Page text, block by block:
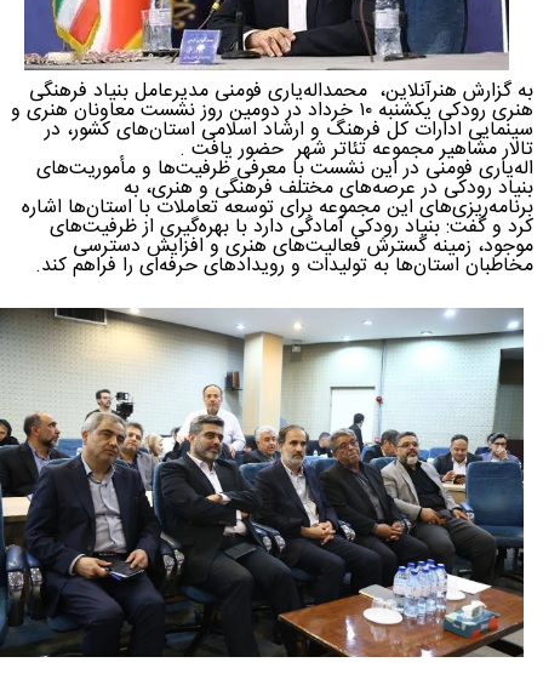
به گزارش هنرآنلاین، محمداله‌یاری فومنی مدیرعامل بنیاد فرهنگی
هنری رودکی یکشنبه ۱۰ خرداد در دومین روز نشست معاونان هنری و
سینمایی ادارات کل فرهنگ و ارشاد اسلامی استان‌های کشور، در
تالار مشاهیر مجموعه‌ تئاتر شهر حضور یافت .
اله‌یاری فومنی در این نشست با معرفی ظرفیت‌ها و مأموریت‌های
بنیاد رودکی در عرصه‌های مختلف فرهنگی و هنری، به
برنامه‌ریزی‌های این مجموعه برای توسعه تعاملات با استان‌ها اشاره
کرد و گفت: بنیاد رودکی آمادگی دارد با بهره‌گیری از ظرفیت‌های
موجود، زمینه گسترش فعالیت‌های هنری و افزایش دسترسی
مخاطبان استان‌ها به تولیدات و رویدادهای حرفه‌ای را فراهم کند.